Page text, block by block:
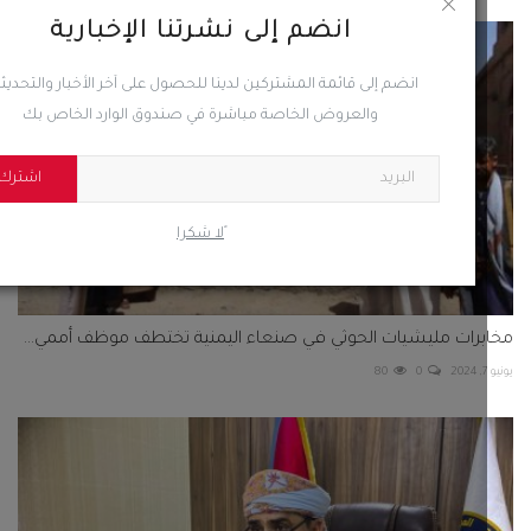
انضم إلى نشرتنا الإخبارية
انضم إلى قائمة المشتركين لدينا للحصول على آخر الأخبار والتحديثات
والعروض الخاصة مباشرة في صندوق الوارد الخاص بك
ًلا شكرا
مليشيات الحوثي في صنعاء اليمنية تختطف موظف أممي...
0
80